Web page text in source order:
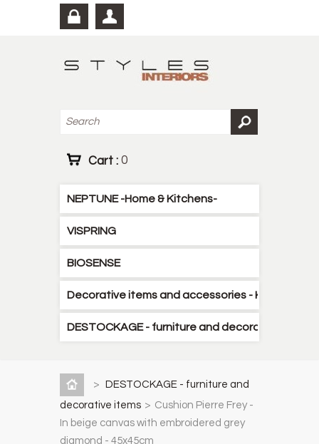
Cart : 0
NEPTUNE -Home & Kitchens-
VISPRING
BIOSENSE
Decorative items and accessories - Kitchen -
DESTOCKAGE - furniture and decorative items
>
DESTOCKAGE - furniture and
decorative items > Cushion Pierre Frey -
In beige canvas with embroidered grey
diamond - 45x45cm